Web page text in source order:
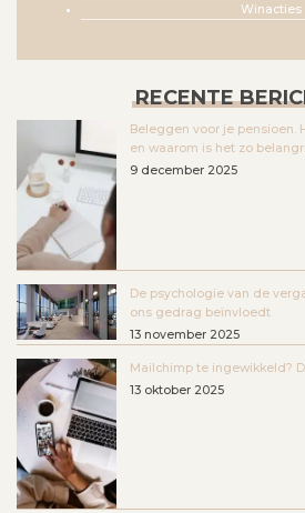
Winacties
RECENTE
Beleggen voor je pensioen.
en waarom is het zo
9 december 2025
De psychologie van de
ons gedrag beïnvloedt
13 november 2025
Mailchimp te ingewikkeld?
13 oktober 2025